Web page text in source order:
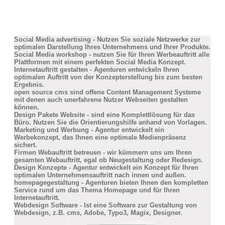
Social Media advertising - Nutzen Sie soziale Netzwerke zur
optimalen Darstellung Ihres Unternehmens und Ihrer Produkte.
Social Media workshop - nutzen Sie für Ihren Werbeauftritt alle
Plattformen mit einem perfekten Social Media Konzept.
Internetauftritt gestalten - Agenturen entwickeln Ihren
optimalen Auftritt von der Konzepterstellung bis zum besten
Ergebnis.
open source cms sind offene Content Management Systeme
mit denen auch unerfahrene Nutzer Webseiten gestalten
können.
Design Pakete Website - sind eine Komplettlösung für das
Büro. Nutzen Sie die Orientierungshilfe anhand von Vorlagen.
Marketing und Werbung - Agentur entwickelt ein
Werbekonzept, das Ihnen eine optimale Medienpräsenz
sichert.
Firmen Webauftritt betreuen - wir kümmern uns um Ihren
gesamten Webauftritt, egal ob Neugestaltung oder Redesign.
Design Konzepte - Agentur entwickelt ein Konzept für Ihren
optimalen Unternehmensauftritt nach innen und außen.
homepagegestaltung - Agenturen bieten Ihnen den kompletten
Service rund um das Thema Homepage und für Ihren
Internetauftritt.
Webdesign Software - Ist eine Software zur Gestaltung von
Webdesign, z.B. cms, Adobe, Typo3, Magix, Designer.